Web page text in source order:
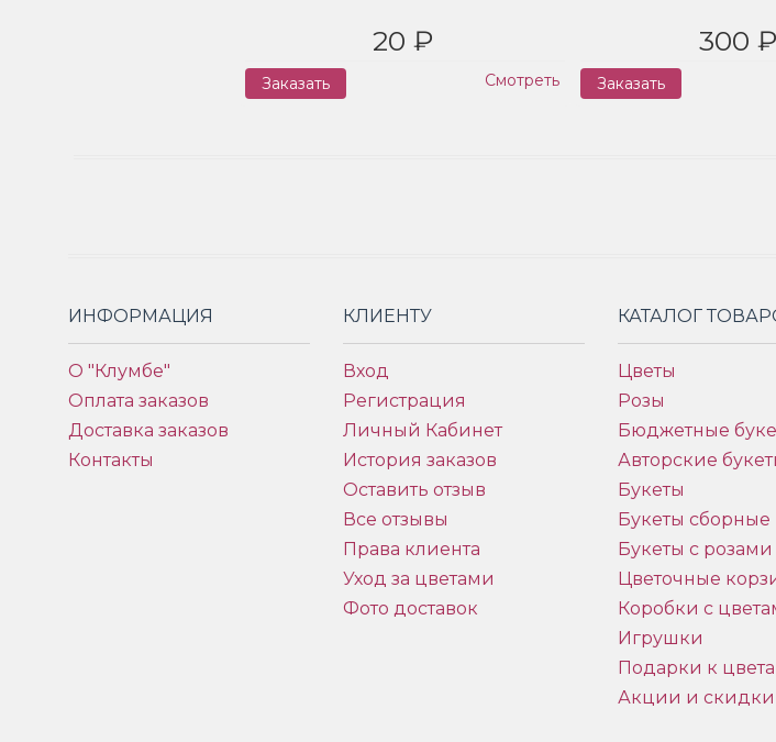
20 ₽
Заказать Смотреть
300 ₽
Заказать
ИНФОРМАЦИЯ
О "Клумбе"
Оплата заказов
Доставка заказов
Контакты
КЛИЕНТУ
Вход
Регистрация
Личный Кабинет
История заказов
Оставить отзыв
Все отзывы
Права клиента
Уход за цветами
Фото доставок
КАТАЛОГ
Цветы
Розы
Бюджетные
Авторские
Букеты
Букеты сборные
Букеты с розами
Цветочные
Коробки с
Игрушки
Подарки к
Акции и скидки